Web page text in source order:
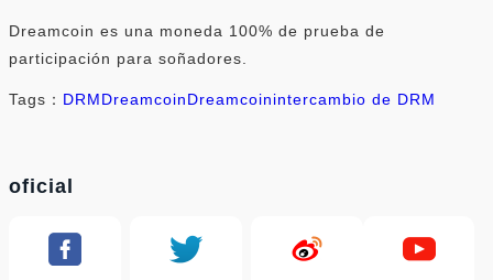
Dreamcoin es una moneda 100% de prueba de
participación para soñadores.
Tags： DRMDreamcoinDreamcoinintercambio de DRM
oficial